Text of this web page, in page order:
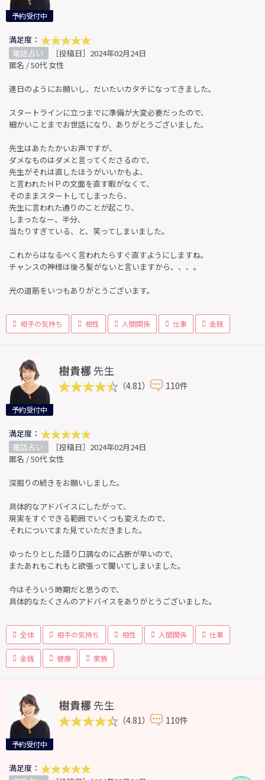
予約受付中
満足度：
電話占い
［投稿日］2024年02月24日
匿名 / 50代 女性
連日のようにお願いし、だいたいカタチになってきました。
スタートラインに立つまでに準備が大変必要だったので、
細かいことまでお世話になり、ありがとうございました。
先生はあたたかいお声ですが、
ダメなものはダメと言ってくださるので、
先生がそれは直したほうがいいかもよ、
と言われたＨＰの文面を直す暇がなくて、
そのままスタートしてしまったら、
先生に言われた通りのことが起こり、
しまったなー、半分、
当たりすぎている、と、笑ってしまいました。
これからはなるべく言われたらすぐ直すようにしますね。
チャンスの神様は後ろ髪がないと言いますから、、、。
光の道筋をいつもありがとうございます。
相手の気持ち 相性 人間関係 仕事 金銭
予約受付中
樹貴梛 先生
（4.81） 110件
満足度：
電話占い
［投稿日］2024年02月24日
匿名 / 50代 女性
深掘りの続きをお願いしました。
具体的なアドバイスにしたがって、
現実をすぐできる範囲でいくつも変えたので、
それについてまた見ていただきました。
ゆったりとした語り口調なのに占断が早いので、
またあれもこれもと欲張って聞いてしまいました。
今はそういう時期だと思うので、
具体的なたくさんのアドバイスをありがとうございました。
全体 相手の気持ち 相性 人間関係 仕事
金銭 健康 家族
予約受付中
樹貴梛 先生
（4.81） 110件
満足度：